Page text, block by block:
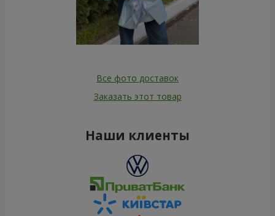
Все фото доставок
Заказать этот товар
Наши клиенты